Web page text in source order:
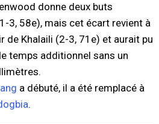
donne deux buts
3, 58e), mais cet écart revient à
de Khalaili (2-3, 71e) et aurait pu
temps additionnel sans un
a débuté, il a été remplacé à
.